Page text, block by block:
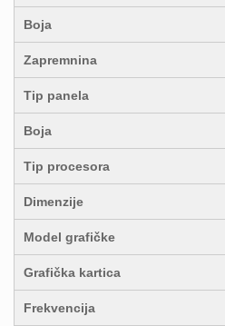
Boja
Zapremnina
Tip panela
Boja
Tip procesora
Dimenzije
Model grafičke
Grafička kartica
Frekvencija